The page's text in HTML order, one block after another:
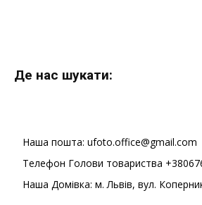
Де нас шукати:
Наша пошта: ufoto.office@gmail.com
Телефон Голови товариства
Наша Домівка: м. Львів, вул.